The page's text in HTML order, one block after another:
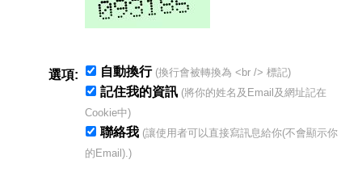
選項: 自動換行 (換行會被轉換為 <br /> 標記)
記住我的資訊 (將你的姓名及Email及網址記在
Cookie中)
聯絡我 (讓使用者可以直接寫訊息給你(不會顯示你
的Email).)